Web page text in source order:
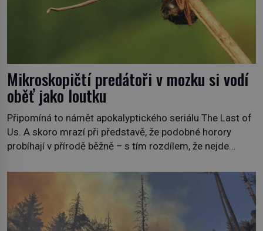
Mikroskopičtí predátoři v mozku si vodí
oběť jako loutku
Připomíná to námět apokalyptického seriálu The Last of
Us. A skoro mrazí při představě, že podobné horory
probíhají v přírodě běžně – s tím rozdílem, že nejde
dokáže ovládat jen vývojově nesrovnatelně jednodušší
živočichy, než je člověk. Najít skutečné zombie není nic
nemožného ani v naší přírodě. […]